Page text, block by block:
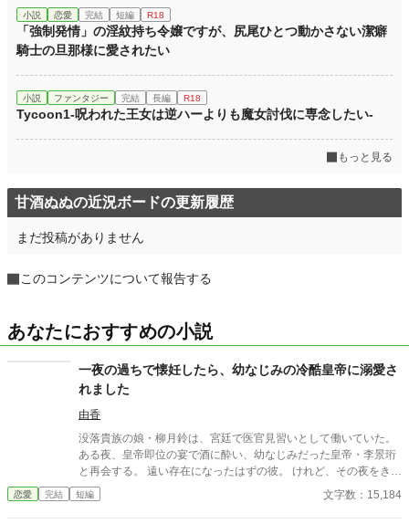
小説 恋愛 完結 短編 R18
「強制発情」の淫紋持ち令嬢ですが、尻尾ひとつ動かさない潔癖
騎士の旦那様に愛されたい
小説 ファンタジー 完結 長編 R18
Tycoon1-呪われた王女は逆ハーよりも魔女討伐に専念したい-
もっと見る
甘酒ぬぬの近況ボードの更新履歴
まだ投稿がありません
このコンテンツについて報告する
あなたにおすすめの小説
一夜の過ちで懐妊したら、幼なじみの冷酷皇帝に溺愛さ
れました
由香
没落貴族の娘・柳月鈴は、宮廷で医官見習いとして働いていた。
ある夜、皇帝即位の宴で酒に酔い、幼なじみだった皇帝・李景珩
と再会する。 遠い存在になったはずの彼。 けれど、その夜をきっ
かけに月鈴の運命は大きく動き出す。 冷酷と恐れられる皇帝が、
なぜか彼女だけには甘すぎて――。
恋愛 完結 短編 文字数：15,184